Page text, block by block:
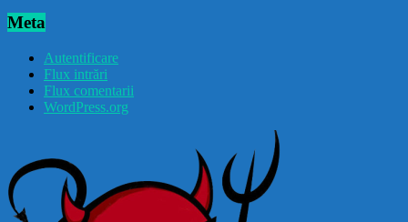
Meta
Autentificare
Flux intrări
Flux comentarii
WordPress.org